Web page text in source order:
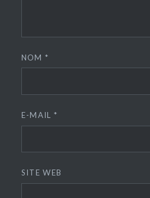
NOM*
E-MAIL *
SITE WEB